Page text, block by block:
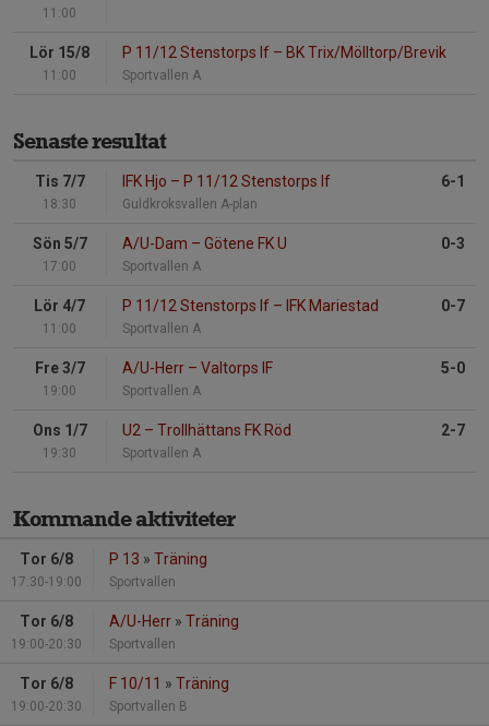
11:00
Lör 15/8
11:00
P 11/12 Stenstorps If – BK Trix/Mölltorp/Brevik
Sportvallen A
Senaste resultat
Tis 7/7
18:30
IFK Hjo – P 11/12 Stenstorps If
Guldkroksvallen A-plan
6-1
Sön 5/7
17:00
A/U-Dam – Götene FK U
Sportvallen A
0-3
Lör 4/7
11:00
P 11/12 Stenstorps If – IFK Mariestad
Sportvallen A
0-7
Fre 3/7
19:00
A/U-Herr – Valtorps IF
Sportvallen A
5-0
Ons 1/7
19:30
U2 – Trollhättans FK Röd
Sportvallen A
2-7
Kommande aktiviteter
Tor 6/8
17:30-19:00
P 13 » Träning
Sportvallen
Tor 6/8
19:00-20:30
A/U-Herr » Träning
Sportvallen
Tor 6/8
19:00-20:30
F 10/11 » Träning
Sportvallen B